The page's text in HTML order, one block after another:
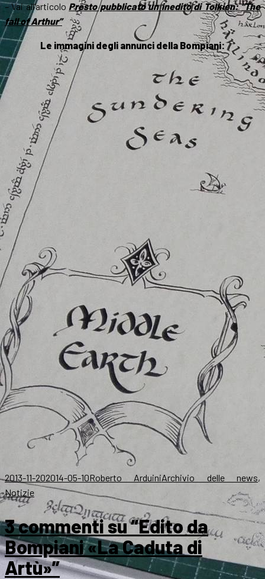
– Vai all’articolo Presto pubblicato un inedito di Tolkien: “The
fall of Arthur”
Le immagini degli annunci della Bompiani:
.
Scritto
il
2013-11-202014-05-10Autore
Roberto ArduiniCategorie
Archivio delle news,
Notizie
3 commenti su “Edito da
Bompiani «La Caduta di
Artù»”